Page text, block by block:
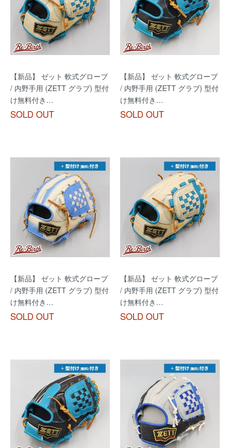
【新品】 ゼット 軟式グローブ
/ 内野手用 (ZETT グラブ) 型付
け無料付き…
SOLD OUT
【新品】 ゼット 軟式グローブ
/ 内野手用 (ZETT グラブ) 型付
け無料付き…
SOLD OUT
【新品】 ゼット 軟式グローブ
/ 内野手用 (ZETT グラブ) 型付
け無料付き…
SOLD OUT
【新品】 ゼット 軟式グローブ
/ 内野手用 (ZETT グラブ) 型付
け無料付き…
SOLD OUT